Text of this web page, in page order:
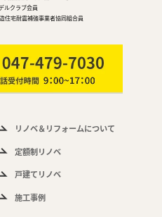
ルクラブ会員
住宅耐震補強事業者協同組合員
リノベ＆リフォームについて
定額制リノベ
戸建てリノベ
施工事例